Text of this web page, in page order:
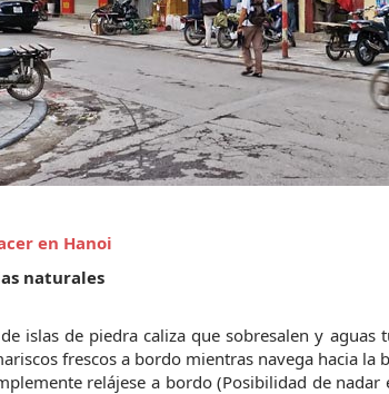
en Hanoi
naturales
islas de piedra caliza que sobresalen y
frescos a bordo mientras navega hacia la
relájese a bordo (Posibilidad de